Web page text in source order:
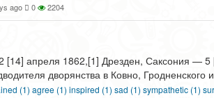
ago 0 2204
[14] апреля 1862,[1] Дрезден, Саксония —
дворянства в Ковно, Гродненского
(1) agree (1) inspired (1) sad (1) sympathetic (1)